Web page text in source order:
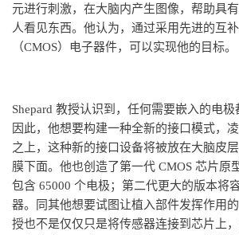
元进行刺激，在大脑内产生图像，帮助具
人看见东西。他认为，通过采用先进的互
（CMOS）电子器件，可以实现他的目标。
Shepard 教授认识到，任何需要嵌入的电极
因此，他想要构建一种全新的接口模式，
之上，这种新的接口设备将被放在大脑皮
膜下面。他也创造了第一代 CMOS 芯片原
包含 65000 个电极；第二代更大的版本将
器。同其他想要试图让植入部件发挥作用
授也不是仅仅只是将传感器连接到芯片上